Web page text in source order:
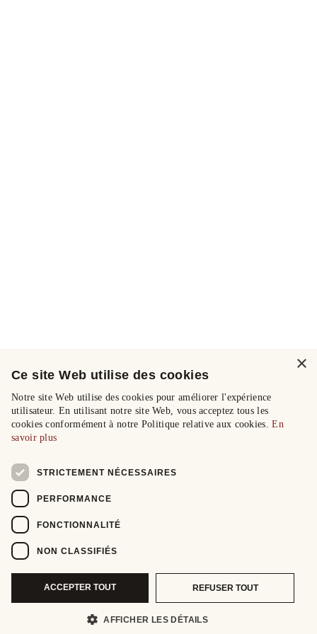
×
Ce site Web utilise des cookies
Notre site Web utilise des cookies pour améliorer l'expérience
utilisateur. En utilisant notre site Web, vous acceptez tous les
cookies conformément à notre Politique relative aux cookies.En
savoir plus
STRICTEMENT NÉCESSAIRES
PERFORMANCE
FONCTIONNALITÉ
NON CLASSIFIÉS
ACCEPTER TOUT REFUSER TOUT
AFFICHER LES DÉTAILS